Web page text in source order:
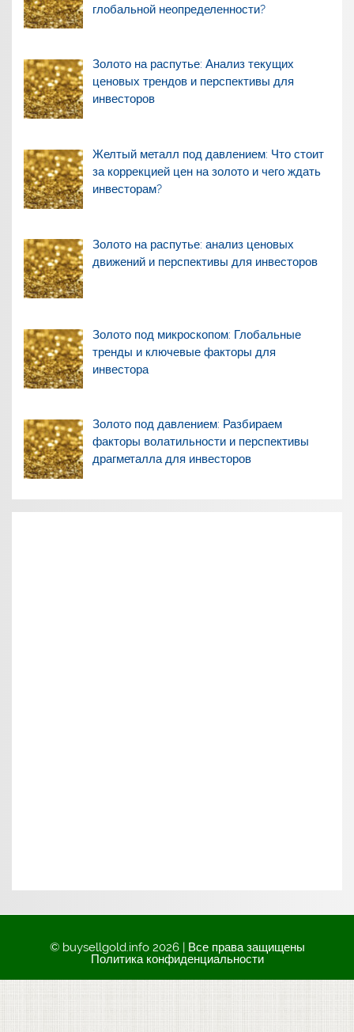
глобальной неопределенности?
Золото на распутье: Анализ текущих
ценовых трендов и перспективы для
инвесторов
Желтый металл под давлением: Что стоит
за коррекцией цен на золото и чего ждать
инвесторам?
Золото на распутье: анализ ценовых
движений и перспективы для инвесторов
Золото под микроскопом: Глобальные
тренды и ключевые факторы для
инвестора
Золото под давлением: Разбираем
факторы волатильности и перспективы
драгметалла для инвесторов
© buysellgold.info 2026 | Все права защищены
Политика конфиденциальности